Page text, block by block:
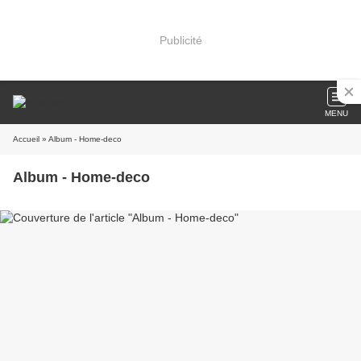
Publicité
MENU
Accueil » Album - Home-deco
Album - Home-deco